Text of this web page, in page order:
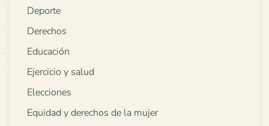
Deporte
Derechos
Educación
Ejercicio y salud
Elecciones
Equidad y derechos de la mujer